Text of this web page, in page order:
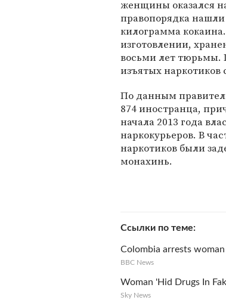
женщины оказался
правопорядка
килограмма
изготовлении,
восьми лет тюрьмы.
изъятых наркотиков
По данным
874 иностранца,
начала 2013 года
наркокурьеров. В
наркотиков были
монахинь.
Ссылки по теме
Colombia arrests
BBC News
Woman 'Hid Drugs In
Sky News